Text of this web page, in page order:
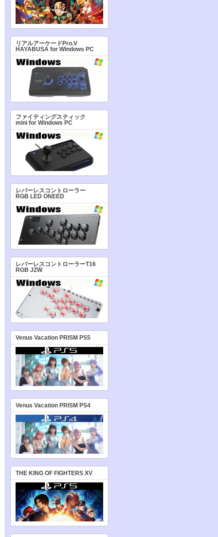
リアルアーケードPro.V
HAYABUSA for Windows PC
ファイティングスティック
mini for Windows PC
レバーレスコントローラー
RGB LED ONEED
レバーレスコントローラーT16
RGB JZW
Venus Vacation PRISM PS5
Venus Vacation PRISM PS4
THE KING OF FIGHTERS XV